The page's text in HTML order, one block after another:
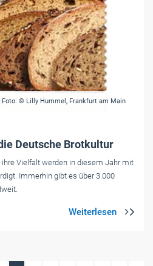
Foto: © Lilly Hummel, Frankfurt am Main
Deutsche Brotkultur
Vielfalt werden in diesem Jahr mit
Immerhin gibt es über 3.000